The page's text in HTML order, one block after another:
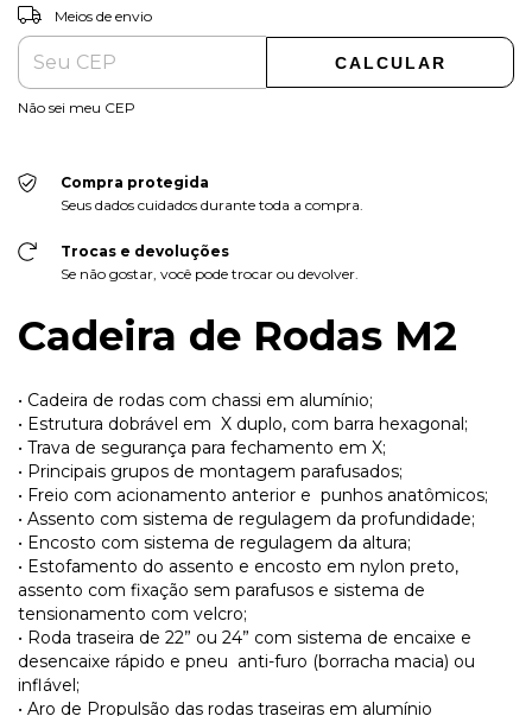
Entregas para o CEP:
Meios de envio
CALCULAR
Não sei meu CEP
Compra protegida
Seus dados cuidados durante toda a compra.
Trocas e devoluções
Se não gostar, você pode trocar ou devolver.
Cadeira de Rodas M2
• Cadeira de rodas com chassi em alumínio;
• Estrutura dobrável em X duplo, com barra hexagonal;
• Trava de segurança para fechamento em X;
• Principais grupos de montagem parafusados;
• Freio com acionamento anterior e punhos anatômicos;
• Assento com sistema de regulagem da profundidade;
• Encosto com sistema de regulagem da altura;
• Estofamento do assento e encosto em nylon preto,
assento com fixação sem parafusos e sistema de
tensionamento com velcro;
• Roda traseira de 22” ou 24” com sistema de encaixe e
desencaixe rápido e pneu anti-furo (borracha macia) ou
inflável;
• Aro de Propulsão das rodas traseiras em alumínio